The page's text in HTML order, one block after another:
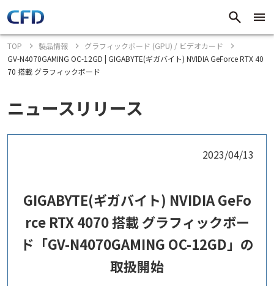
TOP 製品情報
グラフィックボード (GPU) / ビデオカード
GV-N4070GAMING OC-12GD | GIGABYTE(ギガバイト) NVIDIA GeForce RTX 40
70 搭載 グラフィックボード
ニュースリリース
2023/04/13
GIGABYTE(ギガバイト) NVIDIA GeFo
rce RTX 4070 搭載 グラフィックボー
ド「GV-N4070GAMING OC-12GD」の
取扱開始